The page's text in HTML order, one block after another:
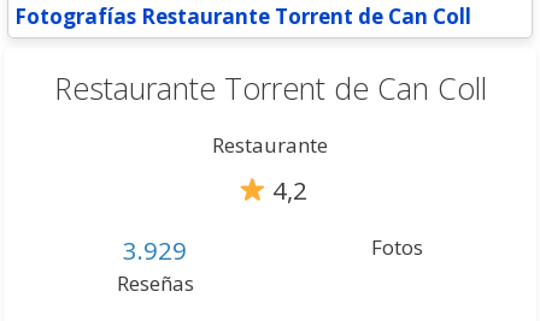
Fotografías Restaurante Torrent de Can Coll
Restaurante Torrent de Can Coll
Restaurante
4,2
3.929
Reseñas
Fotos